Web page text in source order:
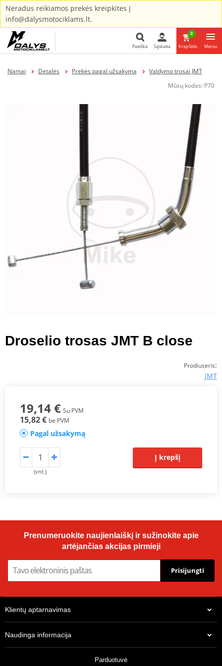
Neradus reikiamos prekės kreipkites į
info@dalysmotociklams.lt.
Paieška
Paieška Sąskaita
0
Krepšelis Meniu
Namai Detalės Prekės pagal užsakymą
Valdymo trosai JMT
Mūsų kodas: P70
Droselio trosas JMT B close
Prodiuseris:
JMT
19,14 € Su PVM
15,82 € be PVM
Pagal užsakymą
(vnt.)
Į krepšį
Prenumeruokite naujienlaiškį ir sužinokite apie
artėjančias akcijas pirmieji
Prisijungti
Klientų aptarnavimas
Naudinga informacija
Parduotuvė